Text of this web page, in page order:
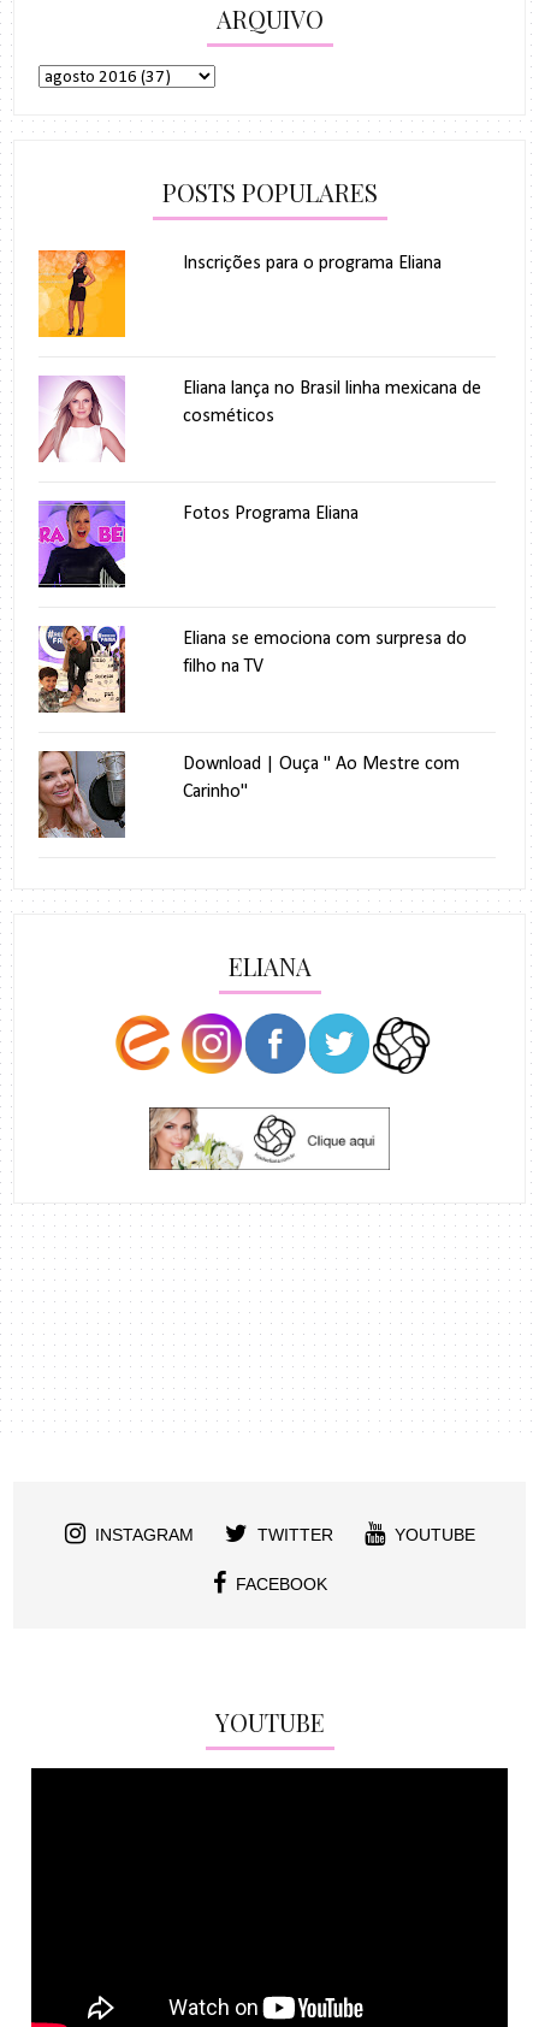
ARQUIVO
POSTS POPULARES
Inscrições para o programa Eliana
Eliana lança no Brasil linha mexicana de
cosméticos
Fotos Programa Eliana
Eliana se emociona com surpresa do
filho na TV
Download | Ouça " Ao Mestre com
Carinho"
ELIANA
INSTAGRAM TWITTER YOUTUBE
FACEBOOK
YOUTUBE